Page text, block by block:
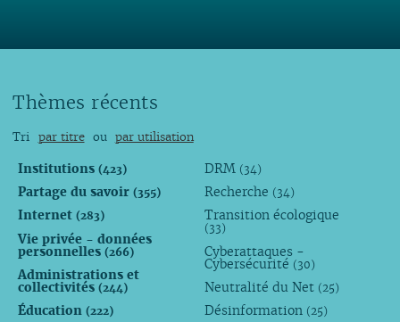
Thèmes récents
Tri par titre ou par utilisation
Institutions (423)
Partage du savoir (355)
Internet (283)
Vie privée - données
personnelles (266)
Administrations et
collectivités (244)
Éducation (222)
DRM (34)
Recherche (34)
Transition écologique
(33)
Cyberattaques -
Cybersécurité (30)
Neutralité du Net (25)
Désinformation (25)